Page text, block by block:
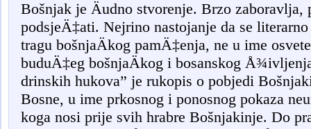
Bošnjak je Äudno stvorenje. Brzo zaboravlja,
podsjeÄ‡ati. Nejrino nastojanje da se
tragu bošnjaÄkog pamÄ‡enja, ne u ime
buduÄ‡eg bošnjaÄkog i bosanskog
drinskih hukova” je rukopis o pobjedi
Bosne, u ime prkosnog i ponosnog pokaza
koga nosi prije svih hrabre Bošnjakinje. Do